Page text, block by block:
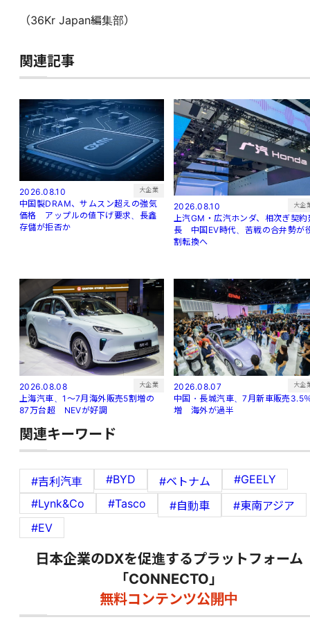
（36Kr Japan編集部）
関連記事
2026.08.10 大企業
中国製DRAM、サムスン超えの強気
価格 アップルの値下げ要求、長鑫
存儲が拒否か
2026.08.10 大企
上汽GM・広汽ホンダ、相次ぎ契約
長 中国EV時代、苦戦の合弁勢が
割転換へ
2026.08.08 大企業
上海汽車、1～7月海外販売5割増の
87万台超 NEVが好調
2026.08.07 大企
中国・長城汽車、7月新車販売3.5
増 海外が過半
関連キーワード
#吉利汽車 #BYD #ベトナム
#GEELY
#Lynk&Co
#Tasco #自動車
#東南アジア
#EV
日本企業のDXを促進するプラットフォーム
「CONNECTO」
無料コンテンツ公開中